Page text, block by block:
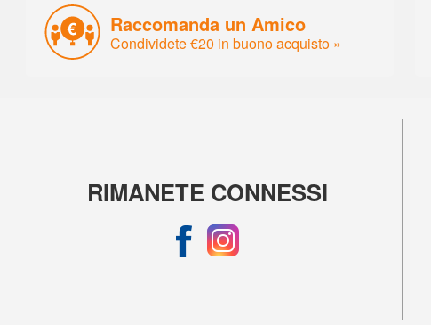
Raccomanda un Amico
Condividete €20 in buono acquisto »
RIMANETE CONNESSI